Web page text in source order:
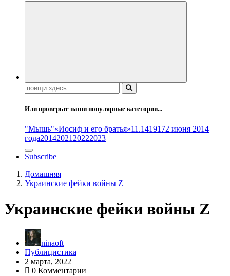
Поиск:
Или проверьте наши популярные категории...
"Мышь"«Иосиф и его братья»11.1419172 июня 2014
года2014202120222023
Subscribe
Домашняя
Украинские фейки войны Z
Украинские фейки войны Z
ninaoft
Публицистика
2 марта, 2022
0 Комментарии